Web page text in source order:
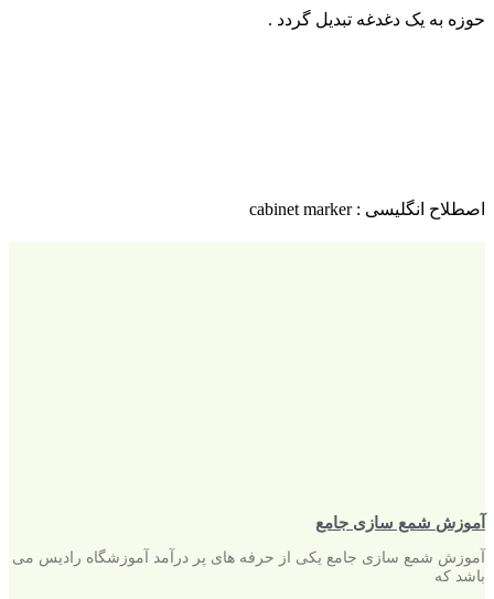
حوزه به یک دغدغه تبدیل گردد .
اصطلاح انگلیسی : cabinet marker
آموزش شمع سازی جامع
آموزش شمع سازی جامع یکی از حرفه های پر درآمد آموزشگاه رادیس می
باشد که